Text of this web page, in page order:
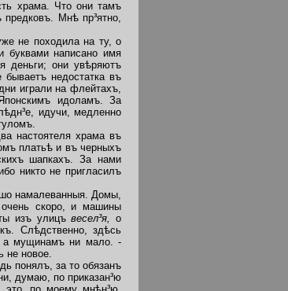
храма. Что они тамъ
Мнѣ пр³ятно,
не походила на ту, о
буквами написано имя
деньги; они увѣряютъ
недостатка въ
играли на флейтахъ,
идоламъ. За
идучи, медленно
настоятеля храма въ
платьѣ и въ черныхъ
шапкахъ. За нами
никто не пригласилъ
намалеванныя. Домы,
скоро, и машины
изъ улицъвесел³я,о
Слѣдственно, здѣсь
а мущинамъ ни мало. -
не новое.
понялъ, за то обязанъ
думаю, по приказан³ю